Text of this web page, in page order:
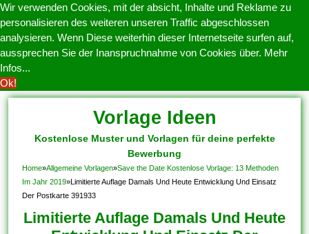
Wir verwenden Cookies, mit der absicht, Inhalte und Reklame zu
personalisieren des weiteren unseren Traffic abgeschlossen
analysieren. Wenn Diese weiterhin dieser Internetseite surfen auf,
aussprechen Sie der Inanspruchnahme von Cookies über. Mehr
Infos...
Ok!
Vorlage Ideen
Kostenlose Muster und Vorlagen für deine perfekte
Bewerbung
Home»Allgemeine Vorlagen»Save the Date Kostenlose Vorlage: 13 Methoden
Im Jahr 2019»Limitierte Auflage Damals Und Heute Entwicklung Und Einsatz
Der Postkarte 391933
Limitierte Auflage Damals Und Heute